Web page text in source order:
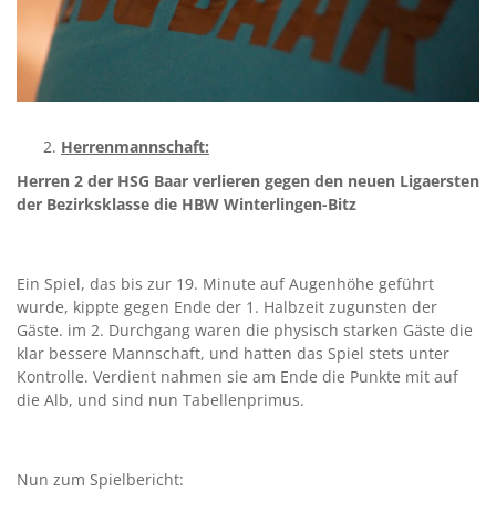
Herrenmannschaft:
Herren 2 der HSG Baar verlieren gegen den neuen Ligaersten
der Bezirksklasse die HBW Winterlingen-Bitz
Ein Spiel, das bis zur 19. Minute auf Augenhöhe geführt
wurde, kippte gegen Ende der 1. Halbzeit zugunsten der
Gäste. im 2. Durchgang waren die physisch starken Gäste die
klar bessere Mannschaft, und hatten das Spiel stets unter
Kontrolle. Verdient nahmen sie am Ende die Punkte mit auf
die Alb, und sind nun Tabellenprimus.
Nun zum Spielbericht: